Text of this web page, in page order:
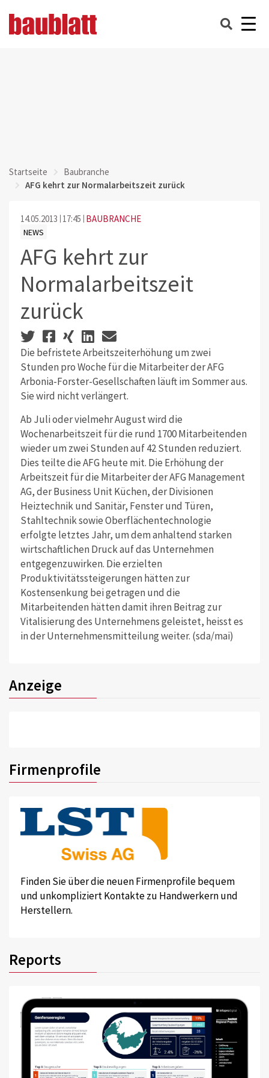
Startseite
Baubranche
AFG kehrt zur Normalarbeitszeit zurück
14.05.2013 17:45 BAUBRANCHE
NEWS
AFG kehrt zur
Normalarbeitszeit
zurück
Die befristete Arbeitszeiterhöhung um zwei
Stunden pro Woche für die Mitarbeiter der AFG
Arbonia-Forster-Gesellschaften läuft im Sommer aus.
Sie wird nicht verlängert.
Ab Juli oder vielmehr August wird die
Wochenarbeitszeit für die rund 1700 Mitarbeitenden
wieder um zwei Stunden auf 42 Stunden reduziert.
Dies teilte die AFG heute mit. Die Erhöhung der
Arbeitszeit für die Mitarbeiter der AFG Management
AG, der Business Unit Küchen, der Divisionen
Heiztechnik und Sanitär, Fenster und Türen,
Stahltechnik sowie Oberflächentechnologie
erfolgte letztes Jahr, um dem anhaltend starken
wirtschaftlichen Druck auf das Unternehmen
entgegenzuwirken. Die erzielten
Produktivitätssteigerungen hätten zur
Kostensenkung bei getragen und die
Mitarbeitenden hätten damit ihren Beitrag zur
Vitalisierung des Unternehmens geleistet, heisst es
in der Unternehmensmitteilung weiter. (sda/mai)
Anzeige
Firmenprofile
Finden Sie über die neuen Firmenprofile bequem
und unkompliziert Kontakte zu Handwerkern und
Herstellern.
Reports